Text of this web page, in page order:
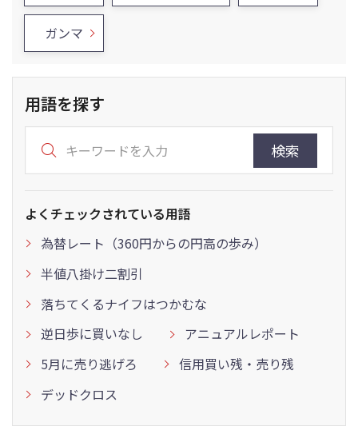
ガンマ
用語を探す
検索
よくチェックされている用語
為替レート（360円からの円高の歩み）
半値八掛け二割引
落ちてくるナイフはつかむな
逆日歩に買いなし
アニュアルレポート
5月に売り逃げろ
信用買い残・売り残
デッドクロス